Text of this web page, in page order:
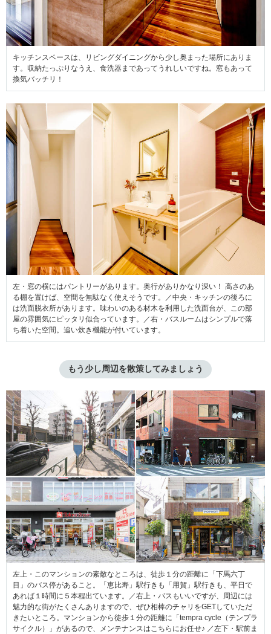
キッチンスペースは、リビングダイニングから少し奥まった場所にありま
す。収納たっぷりなうえ、食洗器まであってうれしいですね。窓もあって
換気バッチリ！
左・窓の横にはパントリーがあります。奥行がありかなり深い！ 高さのあ
る棚を置けば、空間を無駄なく使えそうです。／中央・キッチンの後ろに
は洗面脱衣所があります。味わいのある材木を利用した洗面台が、この部
屋の雰囲気にピッタリ似合っています。／右・バスルームはシンプルで落
ち着いた空間。追い炊き機能が付いています。
もう少し周辺を散策してみましょう
左上・このマンションの素敵なところは、徒歩１分の距離に「下馬六丁
目」のバス停があること。「恵比寿」駅行きも「用賀」駅行きも、平日で
あれば１時間に５本程出ています。／右上・バスもいいですが、周辺には
魅力的な街がたくさんありますので、ぜひ相棒のチャリをGETしていただ
きたいところ。マンションから徒歩１分の距離に「tempra cycle（テンプラ
サイクル）」があるので、メンテナンスはこちらにお任せ♪ ／左下・駅前ま